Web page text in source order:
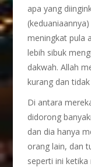
apa yang
meningkat pula
lebih sibuk
dakwah. Allah
kurang dan
Di antara
didorong
dan dia hanya
orang lain, dan
seperti ini